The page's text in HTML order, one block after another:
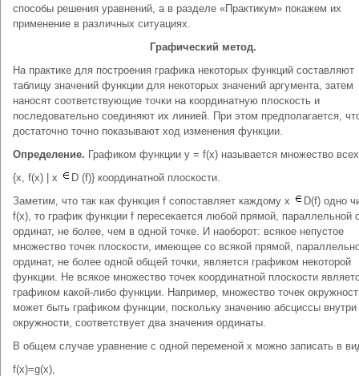
способы решения уравнений, а в разделе «Практикум» покажем их
применение в различных ситуациях.
Графический метод.
На практике для построения графика некоторых функций составляют
таблицу значений функции для некоторых значений аргумента, затем
наносят соответствующие точки на координатную плоскость и
последовательно соединяют их линией. При этом предполагается,
достаточно точно показывают ход изменения функции.
Определение. Графиком функции y = f(x) называется множество
{x, f(x) | x
D (f)} координатной плоскости.
Заметим, что так как функция f сопоставляет каждому x
D(f) одно
f(x), то график функции f пересекается любой прямой, параллельной
ординат, не более, чем в одной точке. И наоборот: всякое непустое
множество точек плоскости, имеющее со всякой прямой,
ординат, не более одной общей точки, является графиком некоторой
функции. Не всякое множество точек координатной плоскости
графиком какой-либо функции. Например, множество точек
может быть графиком функции, поскольку значению абсциссы внутри
окружности, соответствует два значения ординаты.
В общем случае уравнение с одной переменой х можно записать в
f(x)=g(x),